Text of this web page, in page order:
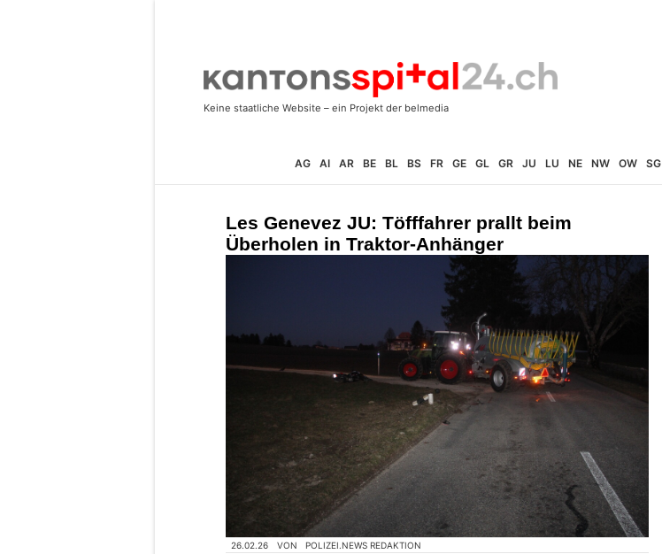
AG AI AR BE BL BS FR GE GL GR JU LU NE NW OW SG
Les Genevez JU: Töfffahrer prallt beim
Überholen in Traktor-Anhänger
26.02.26 VON POLIZEI.NEWS REDAKTION